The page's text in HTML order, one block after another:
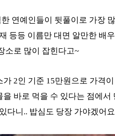
연예인들이 뒷풀이로 가장
등등 이름만 대면 알만한 배
소로 많이 잡힌다고~
2인 기준 15만원으로 가격
바로 먹을 수 있다는 점에
다니.. 밥심도 당장 가야겠어